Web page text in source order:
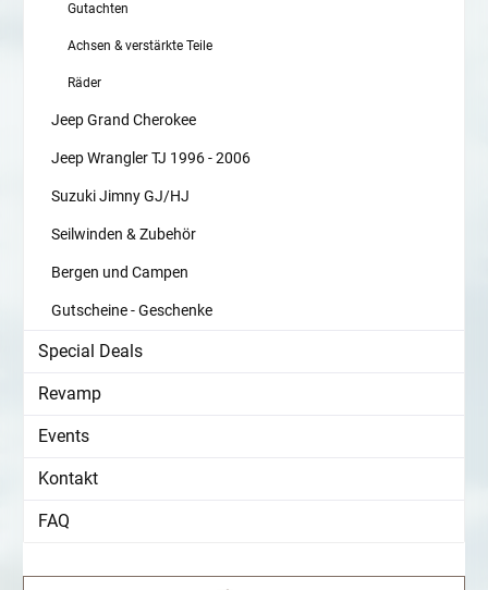
Gutachten
Achsen & verstärkte Teile
Räder
Jeep Grand Cherokee
Jeep Wrangler TJ 1996 - 2006
Suzuki Jimny GJ/HJ
Seilwinden & Zubehör
Bergen und Campen
Gutscheine - Geschenke
Special Deals
Revamp
Events
Kontakt
FAQ